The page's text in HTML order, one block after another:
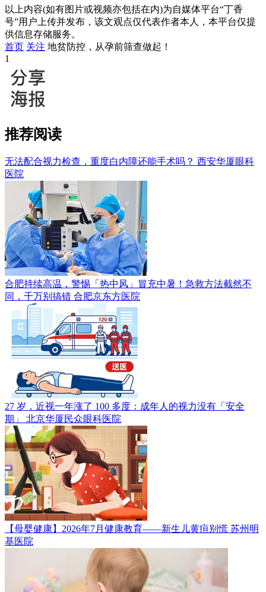
以上内容(如有图片或视频亦包括在内)为自媒体平台“丁香
号”用户上传并发布，该文观点仅代表作者本人，本平台仅提
供信息存储服务。
首页 关注 地贫防控，从孕前筛查做起！
1
推荐阅读
无法配合视力检查，重度白内障还能手术吗？ 西安华厦眼科
医院
合肥持续高温，警惕「热中风」冒充中暑！急救方法截然不
同，千万别搞错 合肥京东方医院
27 岁，近视一年涨了 100 多度：成年人的视力没有「安全
期」 北京华厦民众眼科医院
【母婴健康】2026年7月健康教育——新生儿黄疸别慌 苏州明
基医院